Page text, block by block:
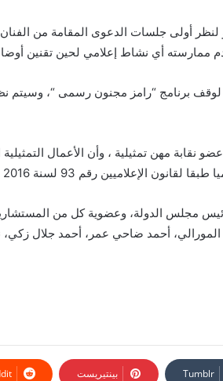
القضاء الإدارى الدائرة الثانية ، جلسة غدًا الأحد ٣ مايو لنظر أولى جلسات الدعوى
ممارسته أي نشاط إعلامي لحين تقنين
برنامج “رامز مجنون رسمى “، وسيتم
نقابة مهن تمثيلية ، وأن الأعمال التمثيلية
الإعلاميين رقم 93 لسنة 2016 .
مجلس الدولة، وعضوية كل من
أحمد ضاحي عمر، أحمد جلال
بينتيريست